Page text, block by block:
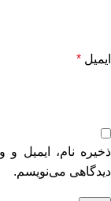
ایمیل *
ذخیره نام، ایمیل
دیدگاهی می‌نویسم.